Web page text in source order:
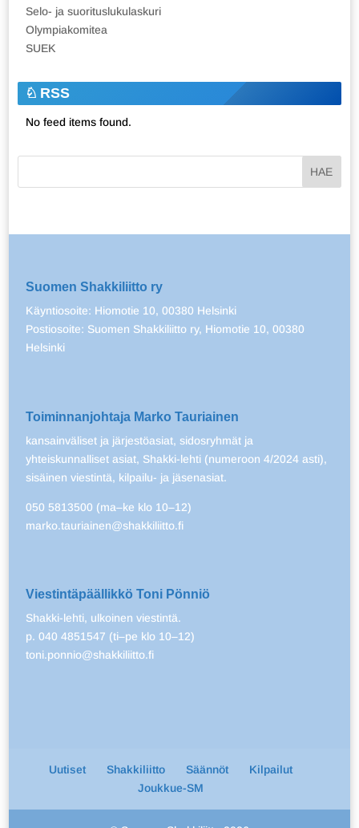
Selo- ja suorituslukulaskuri
Olympiakomitea
SUEK
RSS
No feed items found.
Suomen Shakkiliitto ry
Käyntiosoite: Hiomotie 10, 00380 Helsinki
Postiosoite: Suomen Shakkiliitto ry, Hiomotie 10, 00380
Helsinki
Toiminnanjohtaja Marko Tauriainen
kansainväliset ja järjestöasiat, sidosryhmät ja
yhteiskunnalliset asiat, Shakki-lehti (numeroon 4/2024 asti),
sisäinen viestintä, kilpailu- ja jäsenasiat.
050 5813500 (ma–ke klo 10–12)
marko.tauriainen@shakkiliitto.fi
Viestintäpäällikkö Toni Pönniö
Shakki-lehti, ulkoinen viestintä.
p. 040 4851547 (ti–pe klo 10–12)
toni.ponnio@shakkiliitto.fi
Uutiset Shakkiliitto Säännöt
Kilpailut
Joukkue-SM